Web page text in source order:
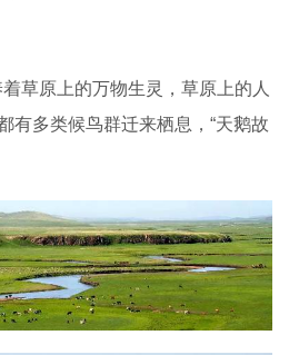
草原上的万物生灵，草原上的人
有多类候鸟群迁来栖息，“天鹅故